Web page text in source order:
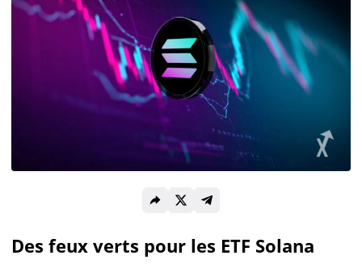
Acheter Cryptomonnaies
Prédictions
Ethereum (ETH)
Solana (SOL)
Des feux verts pour les ETF Solana